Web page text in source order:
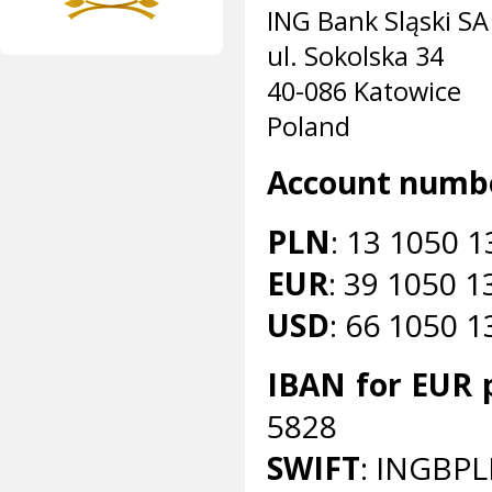
ING Bank Sląski SA
ul. Sokolska 34
40-086 Katowice
Poland
Account
PLN: 13 1050
EUR: 39 1050
USD: 66 1050
IBAN for EUR
5828
SWIFT: